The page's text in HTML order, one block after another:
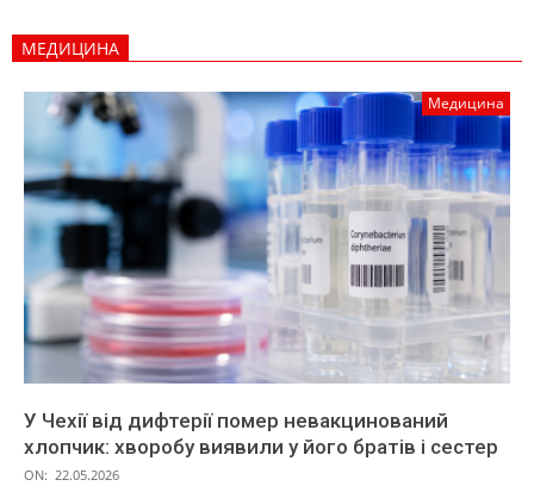
МЕДИЦИНА
Медицина
У Чехії від дифтерії помер невакцинований
хлопчик: хворобу виявили у його братів і сестер
ON: 22.05.2026